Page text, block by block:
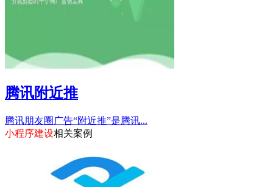
腾讯附近推
腾讯朋友圈广告“附近推”是腾讯...
小程序建设相关案例